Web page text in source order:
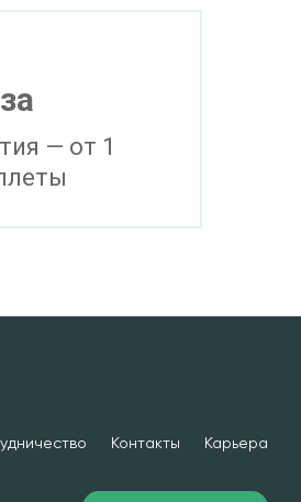
— от 1
Контакты Карьера